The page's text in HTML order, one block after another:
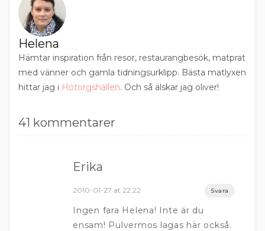
Helena
Hämtar inspiration från resor, restaurangbesök, matprat
med vänner och gamla tidningsurklipp. Bästa matlyxen
hittar jag i Hötorgshallen. Och så älskar jag oliver!
41 kommentarer
Erika
2010-01-27 at 22:22 Svara
Ingen fara Helena! Inte är du
ensam! Pulvermos lagas här också.